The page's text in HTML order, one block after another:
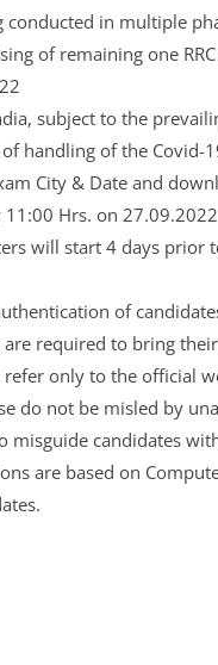
conducted in multiple
of remaining one
subject to the
handling of the Covid-
City & Date and
Hrs. on
will start 4 days prior
of
required to bring
only to the official
do not be misled by
misguide candidates
are based on